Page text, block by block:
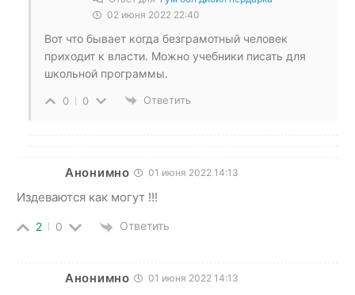
02 июня 2022 22:40
Вот что бывает когда безграмотный человек
приходит к власти. Можно учебники писать для
школьной программы.
0 0 Ответить
Анонимно 01 июня 2022 14:13
Издеваются как могут !!!
2 0 Ответить
Анонимно 01 июня 2022 14:13